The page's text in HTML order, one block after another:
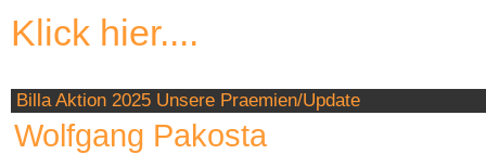
Klick hier....
Billa Aktion 2025 Unsere Praemien/Update
Wolfgang Pakosta